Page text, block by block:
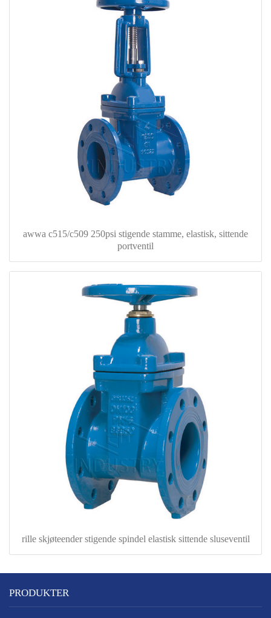
awwa c515/c509 250psi stigende stamme, elastisk, sittende
portventil
rille skjøteender stigende spindel elastisk sittende sluseventil
PRODUKTER